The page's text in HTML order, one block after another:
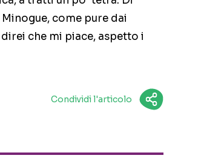
come pure dai
che mi piace, aspetto i
Condividi l'articolo